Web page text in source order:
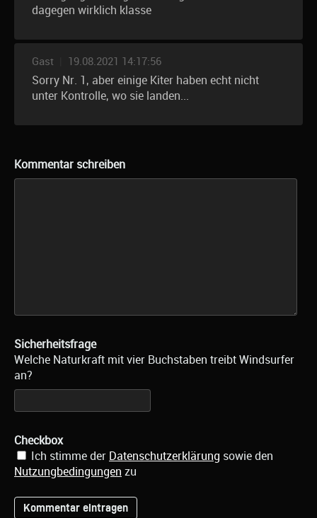
dagegen wirklich klasse
Gast 19.08.2021 14:17:56
Sorry Nr. 1, aber einige Kiter haben echt nicht
unter Kontrolle, wo sie landen...
Kommentar schreiben
Sicherheitsfrage
Welche Naturkraft mit vier Buchstaben treibt Windsurfer
an?
Checkbox
Ich stimme der Datenschutzerklärung sowie den
Nutzungbedingungen zu